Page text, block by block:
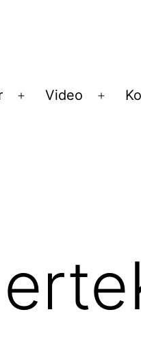
Menü
Video
Menü